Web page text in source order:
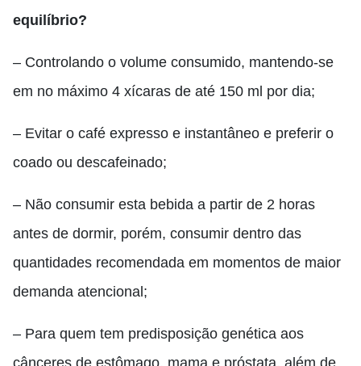
equilíbrio?
– Controlando o volume consumido, mantendo-se
em no máximo 4 xícaras de até 150 ml por dia;
– Evitar o café expresso e instantâneo e preferir o
coado ou descafeinado;
– Não consumir esta bebida a partir de 2 horas
antes de dormir, porém, consumir dentro das
quantidades recomendada em momentos de maior
demanda atencional;
– Para quem tem predisposição genética aos
cânceres de estômago, mama e próstata, além de